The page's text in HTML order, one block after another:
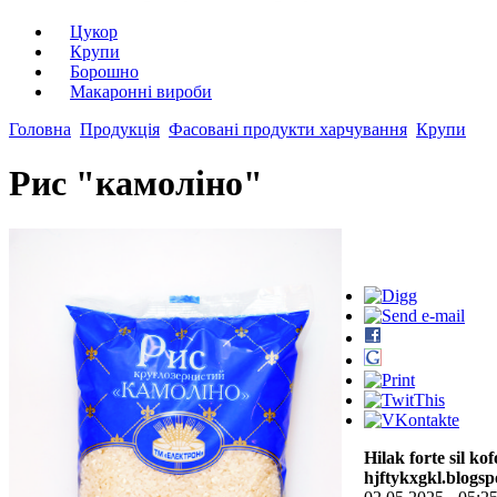
Цукор
Крупи
Борошно
Макаронні вироби
Головна Продукція Фасовані продукти харчування Крупи
Рис "камоліно"
Hilak forte sil